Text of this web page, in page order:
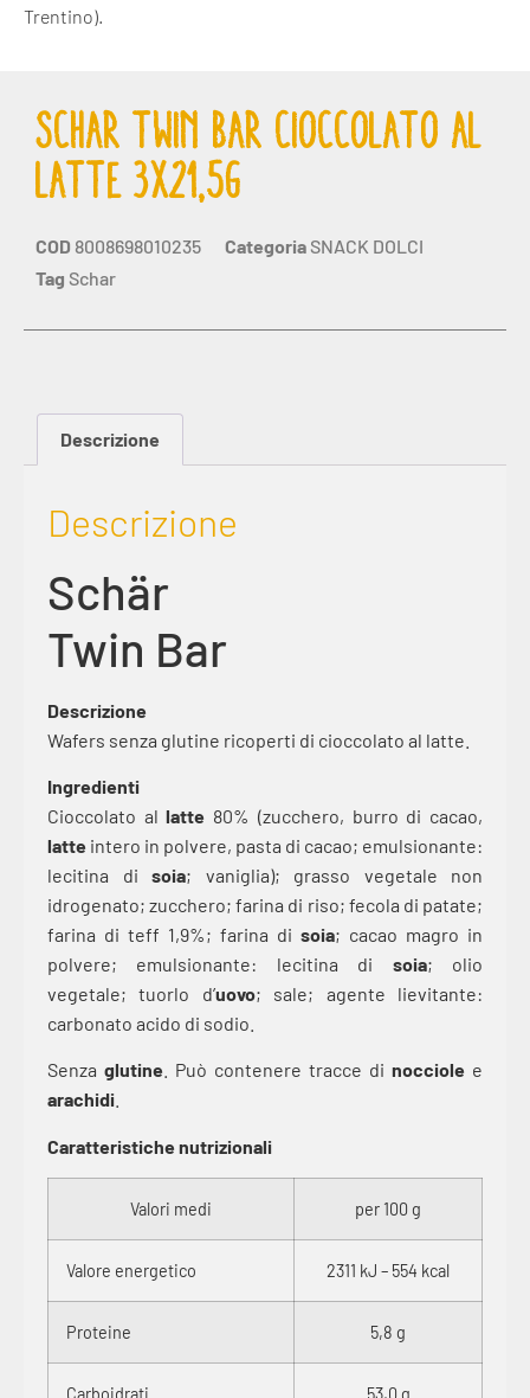
Trentino).
SCHAR TWIN BAR CIOCCOLATO AL
LATTE 3X21,5G
COD 8008698010235 Categoria SNACK DOLCI
Tag Schar
Descrizione
Descrizione
Schär
Twin Bar
Descrizione
Wafers senza glutine ricoperti di cioccolato al latte.
Ingredienti
Cioccolato allatte 80% (zucchero, burro di cacao,
latte intero in polvere, pasta di cacao; emulsionante:
lecitina di soia; vaniglia); grasso vegetale non
idrogenato; zucchero; farina di riso; fecola di patate;
farina di teff 1,9%; farina di soia; cacao magro in
polvere; emulsionante: lecitina di soia; olio
vegetale; tuorlo d’uovo; sale; agente lievitante:
carbonato acido di sodio.
Senza glutine . Può contenere tracce di nocciole e
arachidi
Caratteristiche nutrizionali
Valori medi per 100 g
Valore energetico 2311 kJ – 554 kcal
Proteine 5,8 g